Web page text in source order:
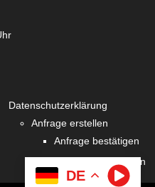
DE
Datenschutzerklärung
Anfrage erstellen
Anfrage bestätigen
Zustimmung verlängern